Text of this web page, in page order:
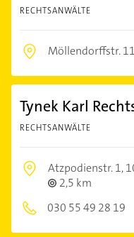
RECHTSANWÄLTE
Möllendorffstr.
Tynek Karl
RECHTSANWÄLTE
Atzpodienstr. 1,
2,5 km
030 55 49 28 19